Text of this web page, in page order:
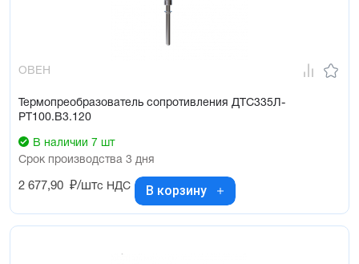
ОВЕН
Термопреобразователь сопротивления ДТС335Л-
РТ100.В3.120
В наличии 7 шт
Срок производства 3 дня
2 677,90 ₽/штс НДС В корзину